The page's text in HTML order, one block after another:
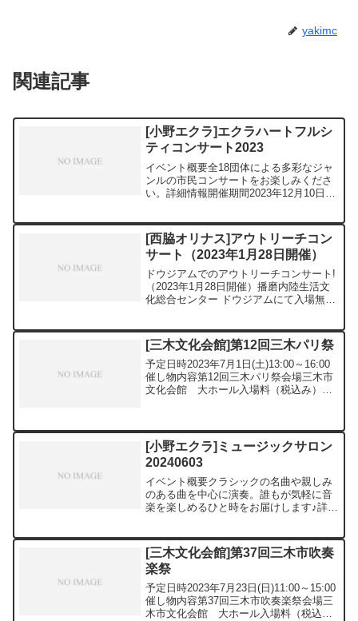
yakimc
関連記事
[小野エクラ]エクラハートフルシ
ティコンサート2023
イベント概要全18団体による多彩なジャ
ンルの市民コンサートをお楽しみくださ
い。詳細情報開催期間2023年12月10日
ル料金無料発売日出演者1部エクラひまわ
り...
[西脇オリナス]アウトリーチコン
サート（2023年1月28日開催）
ドウジアムでのアウトリーチコンサート!
（2023年1月28日開催）播磨内陸生活文
化総合センター ドウジアムにて入場無料
2023年1月28日(土)時間開演 16:00（開...
[三木文化会館]第12回三木パリ祭
予定日時2023年7月1日(土)13:00～16:00
催し物内容第12回三木パリ祭会場三木市
文化会館 大ホール入場料（税込み）前
化会館のホームペー...
[小野エクラ]ミュージックサロン
20240603
イベント概要クラシックの名曲や親しみ
のある曲を中心に演奏。誰もが気軽に音
楽を楽しめるひと時をお届けします♪詳細
入場無料出演者ソプラノ 儀間 明日花ピ
ア...
[三木文化会館]第37回三木市吹奏
楽祭
予定日時2023年7月23日(日)11:00～15:00
催し物内容第37回三木市吹奏楽祭会場三
木市文化会館 大ホール入場料（税込